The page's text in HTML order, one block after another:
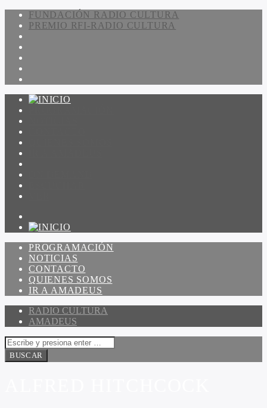
FUNDACIÓN RADIO CULTURA
PREMIO RFI-RADIO CULTURA
PROGRAMACIÓN
NOTICIAS
CONTACTO
QUIENES SOMOS
IR A AMADEUS
RADIO CULTURA
AMADEUS